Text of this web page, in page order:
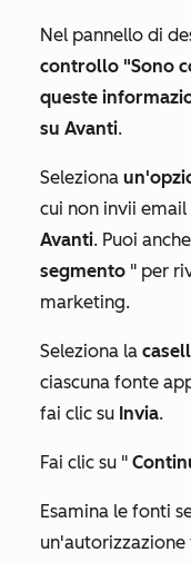
Nel pannello di
controllo "Sono
queste
su Avanti.
Seleziona
cui non invii
Avanti. Puoi
segmento " per
marketing.
Seleziona la
ciascuna fonte
fai clic su Invia.
Fai clic su "
Esamina le fonti